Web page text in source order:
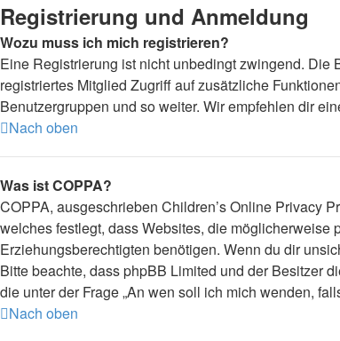
Registrierung und Anmeldung
Wozu muss ich mich registrieren?
Eine Registrierung ist nicht unbedingt zwingend. Die
registriertes Mitglied Zugriff auf zusätzliche
Benutzergruppen und so weiter. Wir empfehlen dir
Nach oben
Was ist COPPA?
COPPA, ausgeschrieben Children’s Online Privacy
welches festlegt, dass Websites, die
Erziehungsberechtigten benötigen. Wenn du dir
Bitte beachte, dass phpBB Limited und der Besitzer
die unter der Frage „An wen soll ich mich wenden,
Nach oben